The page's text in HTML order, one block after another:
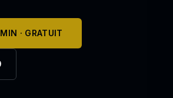
· GRATUIT